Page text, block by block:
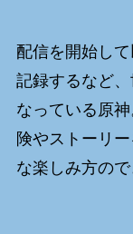
配信を開始し
記録するなど
なっている原
険やストーリ
な楽しみ方の